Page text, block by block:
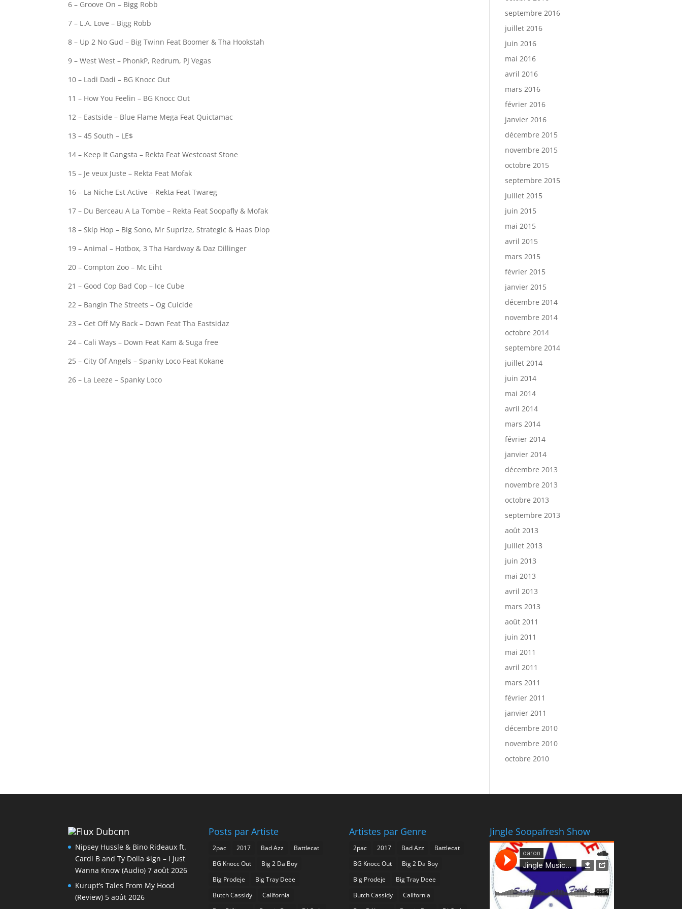
6 – Groove On – Bigg Robb
7 – L.A. Love – Bigg Robb
8 – Up 2 No Gud – Big Twinn Feat Boomer & Tha Hookstah
9 – West West – PhonkP, Redrum, PJ Vegas
10 – Ladi Dadi – BG Knocc Out
11 – How You Feelin – BG Knocc Out
12 – Eastside – Blue Flame Mega Feat Quictamac
13 – 45 South – LE$
14 – Keep It Gangsta – Rekta Feat Westcoast Stone
15 – Je veux Juste – Rekta Feat Mofak
16 – La Niche Est Active – Rekta Feat Twareg
17 – Du Berceau A La Tombe – Rekta Feat Soopafly & Mofak
18 – Skip Hop – Big Sono, Mr Suprize, Strategic & Haas Diop
19 – Animal – Hotbox, 3 Tha Hardway & Daz Dillinger
20 – Compton Zoo – Mc Eiht
21 – Good Cop Bad Cop – Ice Cube
22 – Bangin The Streets – Og Cuicide
23 – Get Off My Back – Down Feat Tha Eastsidaz
24 – Cali Ways – Down Feat Kam & Suga free
25 – City Of Angels – Spanky Loco Feat Kokane
26 – La Leeze – Spanky Loco
septembre 2016
juillet 2016
juin 2016
mai 2016
avril 2016
mars 2016
février 2016
janvier 2016
décembre 2015
novembre 2015
octobre 2015
septembre 2015
juillet 2015
juin 2015
mai 2015
avril 2015
mars 2015
février 2015
janvier 2015
décembre 2014
novembre 2014
octobre 2014
septembre 2014
juillet 2014
juin 2014
mai 2014
avril 2014
mars 2014
février 2014
janvier 2014
décembre 2013
novembre 2013
octobre 2013
septembre 2013
août 2013
juillet 2013
juin 2013
mai 2013
avril 2013
mars 2013
août 2011
juin 2011
mai 2011
avril 2011
mars 2011
février 2011
janvier 2011
décembre 2010
novembre 2010
octobre 2010
Dubcnn
Nipsey Hussle & Bino Rideaux ft.
Cardi B and Ty Dolla $ign – I Just
Wanna Know (Audio) 7 août 2026
Kurupt’s Tales From My Hood
(Review) 5 août 2026
Posts par Artiste
2pac 2017 Bad Azz
Battlecat
BG Knocc Out
Big 2 Da Boy
Big Prodeje
Big Tray Deee
Butch Cassidy
California
Artistes par Genre
2pac 2017 Bad Azz
Battlecat
BG Knocc Out
Big 2 Da Boy
Big Prodeje
Big Tray Deee
Butch Cassidy
California
Jingle Soopafresh Show